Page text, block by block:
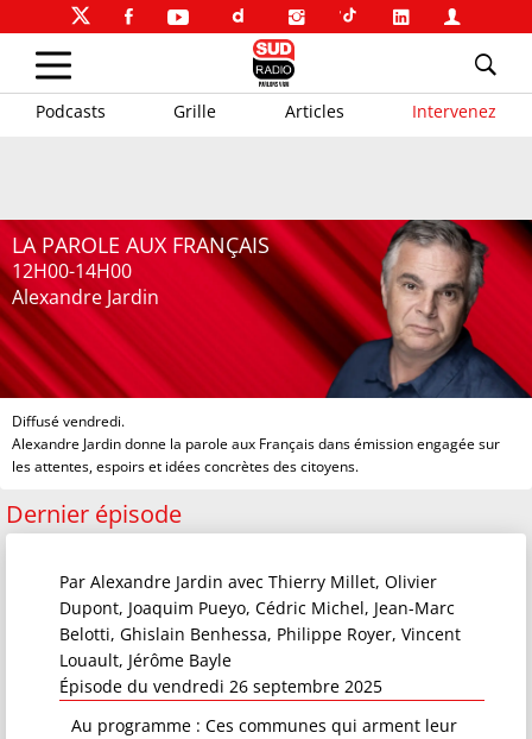
Podcasts Grille Articles Intervenez
LA PAROLE AUX FRANÇAIS
12H00-14H00
Alexandre Jardin
Diffusé vendredi.
Alexandre Jardin donne la parole aux Français dans émission engagée sur
les attentes, espoirs et idées concrètes des citoyens.
Dernier épisode
Par Alexandre Jardin avec Thierry Millet, Olivier
Dupont, Joaquim Pueyo, Cédric Michel, Jean-Marc
Belotti, Ghislain Benhessa, Philippe Royer, Vincent
Louault, Jérôme Bayle
Épisode du vendredi 26 septembre 2025
Au programme : Ces communes qui arment leur